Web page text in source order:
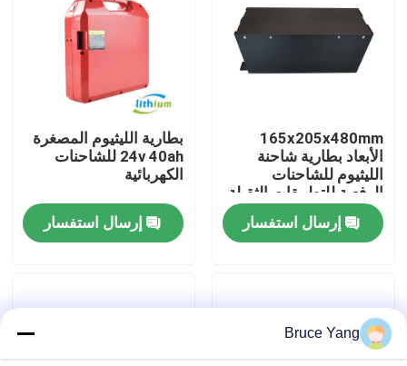
جولة في المعمل
رقابة جودة
بطارية الليثيوم رافعة شوكية
بطارية ليثيوم أيون رافعة شوكية كهربائية
بطارية شاحنة البليت
165x205x480mm
الأبعاد بطارية شاحنة
الليثيوم للشاحنات
الرفعية للتطبيقات الثقيلة
إرسال استفسار
بطارية الليثيوم المصغرة
24v 40ah للشاحنات
الكهربائية
إرسال استفسار
Bruce Yang